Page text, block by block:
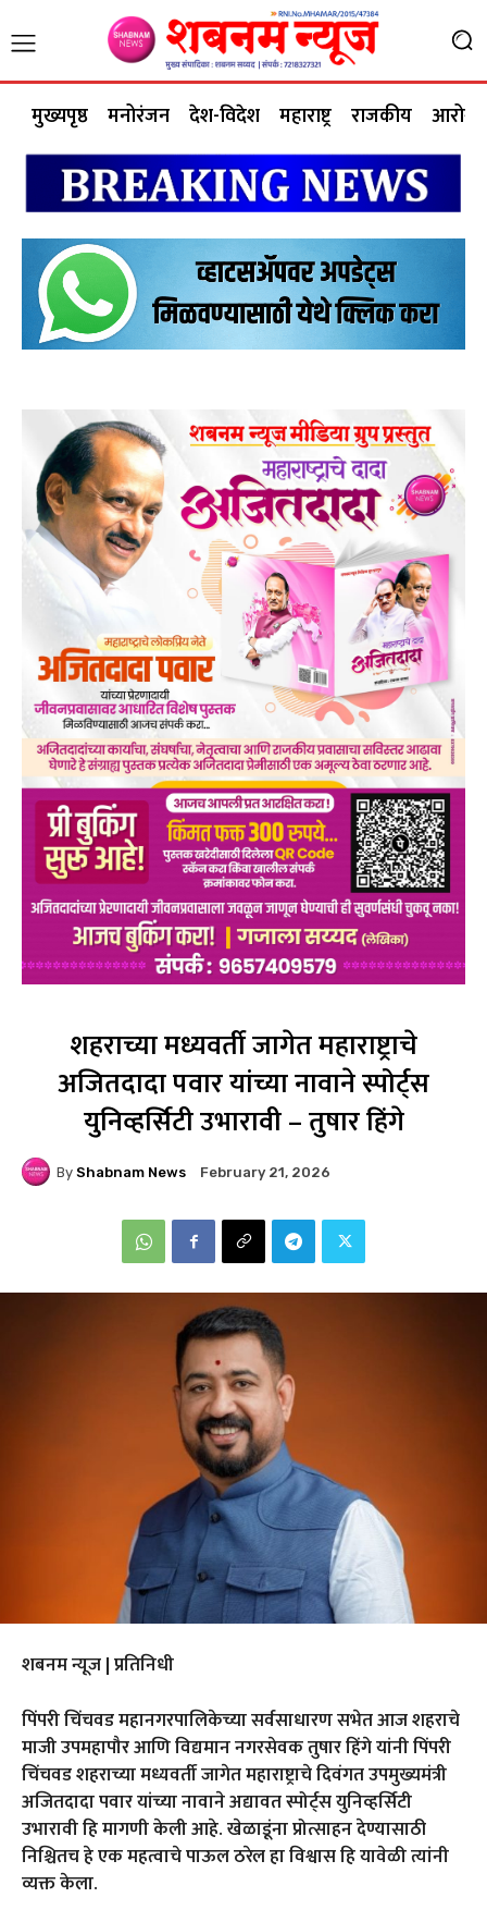
मुख्यपृष्ठ मनोरंजन देश-विदेश महाराष्ट्र राजकीय आरोग्य
शहराच्या मध्यवर्ती जागेत महाराष्ट्राचे
अजितदादा पवार यांच्या नावाने स्पोर्ट्स
युनिव्हर्सिटी उभारावी – तुषार हिंगे
By Shabnam News February 21, 2026
शबनम न्यूज | प्रतिनिधी
पिंपरी चिंचवड महानगरपालिकेच्या सर्वसाधारण सभेत आज शहराचे
माजी उपमहापौर आणि विद्यमान नगरसेवक तुषार हिंगे यांनी पिंपरी
चिंचवड शहराच्या मध्यवर्ती जागेत महाराष्ट्राचे दिवंगत उपमुख्यमंत्री
अजितदादा पवार यांच्या नावाने अद्यावत स्पोर्ट्स युनिव्हर्सिटी
उभारावी हि मागणी केली आहे. खेळाडूंना प्रोत्साहन देण्यासाठी
निश्चितच हे एक महत्वाचे पाऊल ठरेल हा विश्वास हि यावेळी त्यांनी
व्यक्त केला.